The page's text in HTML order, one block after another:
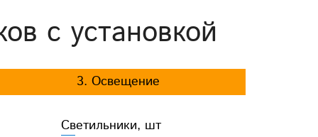
с установкой
3. Освещение
Светильники, шт